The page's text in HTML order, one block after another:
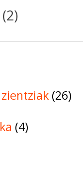
(2)
(26)
(4)